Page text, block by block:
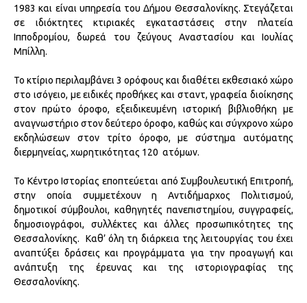
1983 και είναι υπηρεσία του Δήμου Θεσσαλονίκης. Στεγάζεται
σε ιδιόκτητες κτιριακές εγκαταστάσεις στην πλατεία
Ιπποδρομίου, δωρεά του ζεύγους Αναστασίου και Ιουλίας
Μπίλλη.
Το κτίριο περιλαμβάνει 3 ορόφους και διαθέτει εκθεσιακό χώρο
στο ισόγειο, με ειδικές προθήκες και σταντ, γραφεία διοίκησης
στον πρώτο όροφο, εξειδικευμένη ιστορική βιβλιοθήκη με
αναγνωστήριο στον δεύτερο όροφο, καθώς και σύγχρονο χώρο
εκδηλώσεων στον τρίτο όροφο, με σύστημα αυτόματης
διερμηνείας, χωρητικότητας 120 ατόμων.
Το Κέντρο Ιστορίας εποπτεύεται από Συμβουλευτική Επιτροπή,
στην οποία συμμετέχουν η Αντιδήμαρχος Πολιτισμού,
δημοτικοί σύμβουλοι, καθηγητές πανεπιστημίου, συγγραφείς,
δημοσιογράφοι, συλλέκτες και άλλες προσωπικότητες της
Θεσσαλονίκης. Καθ’ όλη τη διάρκεια της λειτουργίας του έχει
αναπτύξει δράσεις και προγράμματα για την προαγωγή και
ανάπτυξη της έρευνας και της ιστοριογραφίας της
Θεσσαλονίκης.